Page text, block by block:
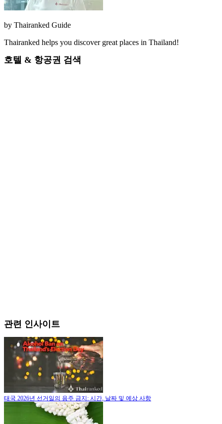
by Thairanked Guide
Thairanked helps you discover great places in Thailand!
호텔 & 항공권 검색
관련 인사이트
태국 2026년 선거일의 음주 금지: 시간, 날짜 및 예상 사항